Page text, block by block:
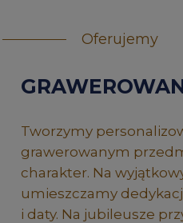
Oferujemy
Tworzymy
grawerowanym
charakter. Na
umieszczamy
i daty. Na jubileusze